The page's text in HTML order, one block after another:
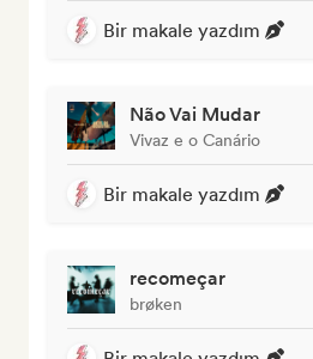
Bir makale yazdım
Não Vai Mudar
Vivaz e o Canário
Bir makale yazdım
recomeçar
brøken